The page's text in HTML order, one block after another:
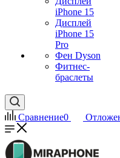
iPhone 15
Дисплей
iPhone 15
Pro
Фен Dyson
Фитнес-
браслеты
Сравнение0